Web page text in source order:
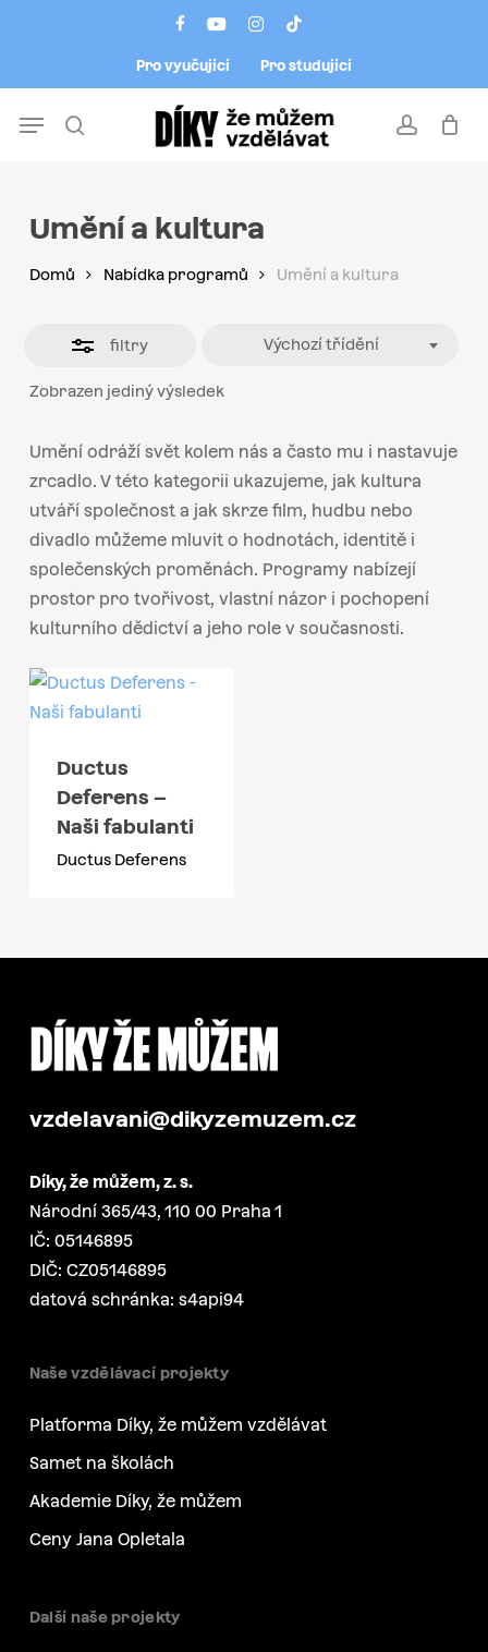
facebookyoutubeinstagram
tiktok
Pro vyučující Pro studující
account
Menu
Umění a kultura
Domů Nabídka programů Umění a kultura
filtry
Zobrazen jediný výsledek
Výchozí třídění
Umění odráží svět kolem nás a často mu i nastavuje
zrcadlo. V této kategorii ukazujeme, jak kultura
utváří společnost a jak skrze film, hudbu nebo
divadlo můžeme mluvit o hodnotách, identitě i
společenských proměnách. Programy nabízejí
prostor pro tvořivost, vlastní názor i pochopení
kulturního dědictví a jeho role v současnosti.
Ductus
Deferens –
Naši fabulanti
Ductus Deferens
vzdelavani@dikyzemuzem.cz
Díky, že můžem, z. s.
Národní 365/43, 110 00 Praha 1
IČ: 05146895
DIČ: CZ05146895
datová schránka: s4api94
Naše vzdělávací projekty
Platforma Díky, že můžem vzdělávat
Samet na školách
Akademie Díky, že můžem
Ceny Jana Opletala
Další naše projekty